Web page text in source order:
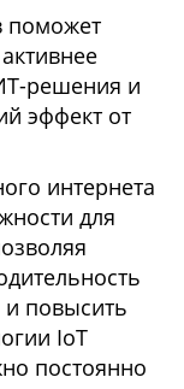
поможет
решения и
эффект от
интернета
для
и повысить
IoT
постоянно